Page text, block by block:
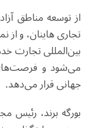
از توسعه مناطق
تجاری هاینان، و از
بین‌المللی تجارت
می‌شود و
جهانی قرار می‌دهد.
بورگه برند،